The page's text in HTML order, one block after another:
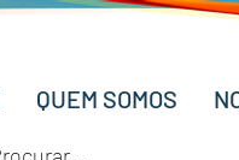
QUEM SOMOS